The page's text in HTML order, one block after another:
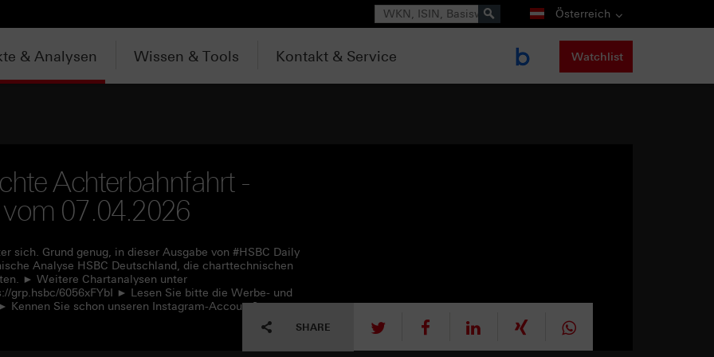
Suche Österreich
& Analysen Wissen & Tools Kontakt & Service Watchlist
Achterbahnfahrt -
vom 07.04.2026
sich. Grund genug, in dieser Ausgabe von #HSBC Daily
Analyse HSBC Deutschland, die charttechnischen
► Weitere Chartanalysen unter
grp.hsbc/6056xFYbI ► Lesen Sie bitte die Werbe- und
Kennen Sie schon unseren Instagram-Account?
SHARE tweet mitteilen